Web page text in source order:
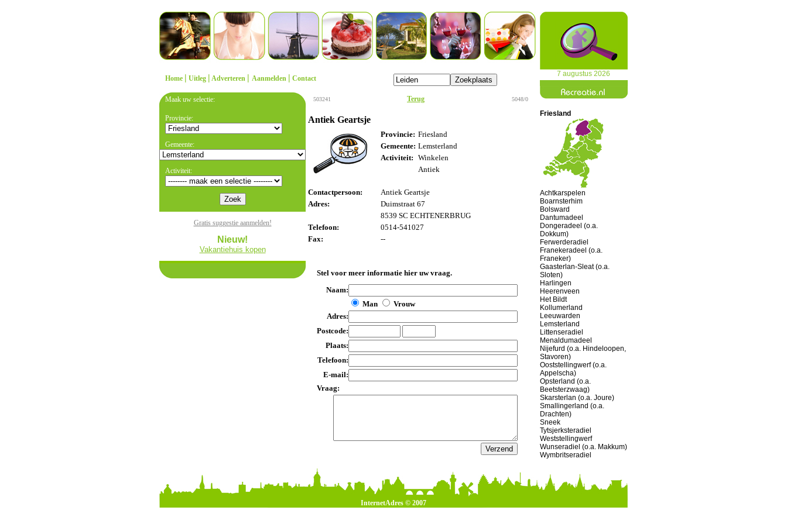
Home | Uitleg | Adverteren | Aanmelden | Contact
7 augustus 2026
Maak uw selectie:
Provincie:
Gemeente:
Activiteit:
Gratis suggestie aanmelden!
Nieuw!
Vakantiehuis kopen
503241 Terug 5048/0
Antiek Geartsje
Provincie: Friesland
Gemeente: Lemsterland
Activiteit: Winkelen
Antiek
Contactpersoon:
Antiek Geartsje
Adres:
Duimstraat 67
8539 SC ECHTENERBRUG
Telefoon:
0514-541027
Fax:
--
Stel voor meer informatie hier uw vraag.
Naam:
Man
Vrouw
Adres:
Postcode:
Plaats:
Telefoon:
E-mail:
Vraag:
Friesland
Achtkarspelen
Boarnsterhim
Bolsward
Dantumadeel
Dongeradeel (o.a.
Dokkum)
Ferwerderadiel
Franekeradeel (o.a.
Franeker)
Gaasterlan-Sleat (o.a.
Sloten)
Harlingen
Heerenveen
Het Bildt
Kollumerland
Leeuwarden
Lemsterland
Littenseradiel
Menaldumadeel
Nijefurd (o.a. Hindeloopen,
Stavoren)
Ooststellingwerf (o.a.
Appelscha)
Opsterland (o.a.
Beetsterzwaag)
Skarsterlan (o.a. Joure)
Smallingerland (o.a.
Drachten)
Sneek
Tytsjerksteradiel
Weststellingwerf
Wunseradiel (o.a. Makkum)
Wymbritseradiel
InternetAdres © 2007